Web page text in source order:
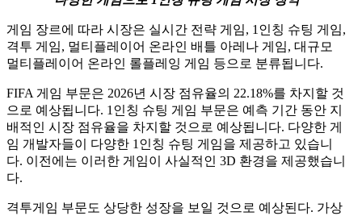
게임 장르에 따라 시장은 실시간 전략 게임, 1인칭 슈팅 게임,
격투 게임, 멀티플레이어 온라인 배틀 아레나 게임, 대규모
멀티플레이어 온라인 롤플레잉 게임 등으로 분류됩니다.
FIFA 게임 부문은 2026년 시장 점유율의 22.18%를 차지할 것
으로 예상됩니다. 1인칭 슈팅 게임 부문은 예측 기간 동안 지
배적인 시장 점유율을 차지할 것으로 예상됩니다. 다양한 게
임 개발자들이 다양한 1인칭 슈팅 게임을 제공하고 있습니
다. 이전에는 이러한 게임이 사실적인 3D 환경을 제공했습니
다.
격투게임 부문도 상당한 성장을 보일 것으로 예상된다. 가상